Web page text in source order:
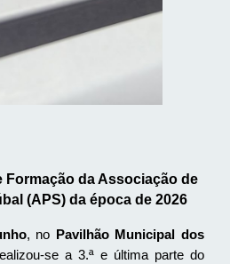
Formação da Associação de
(APS) da época de 2026
, no
Pavilhão Municipal dos
se a 3.ª e última parte do